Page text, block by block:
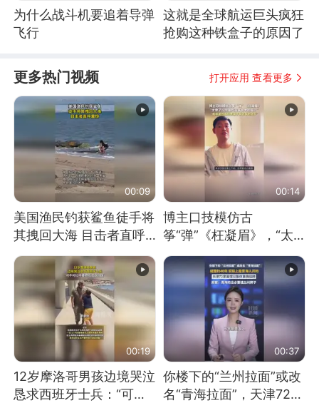
为什么战斗机要追着导弹
飞行
这就是全球航运巨头疯狂
抢购这种铁盒子的原因了
更多热门视频 打开应用 查看更多
00:09
美国渔民钓获鲨鱼徒手将
其拽回大海 目击者直呼
震惊 （视频来源：参考
消息）
00:14
博主口技模仿古
筝“弹”《枉凝眉》，“太
像了～你是吃古筝长大的
吗？”“或将成为首位考级
不带古筝的选手。”（来
源：新华每日电讯）
00:19
12岁摩洛哥男孩边境哭泣
恳求西班牙士兵：“可不
00:37
你楼下的“兰州拉面”或改
名“青海拉面”，天津72家